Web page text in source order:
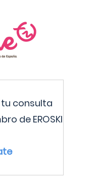
consulta
de EROSKI